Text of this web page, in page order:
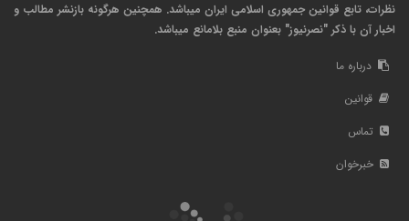
نظرات، تابع قوانین جمهوری اسلامی ایران میباشد. همچنین هرگونه بازنشر مطالب و
اخبار آن با ذکر "نصرنیوز" بعنوان منبع بلامانع میباشد.
درباره ما
قوانین
تماس
خبرخوان